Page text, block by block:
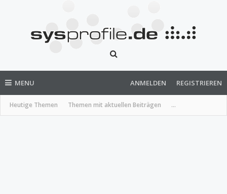
MENU
Heutige Themen Themen mit aktuellen Beiträgen ...
ANMELDEN REGISTRIEREN